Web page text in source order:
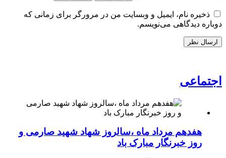
ذخیره نام، ایمیل و وبسایت من در مرورگر برای زمانی که
دوباره دیدگاهی می‌نویسم.
اجتماعی
هفدهم مرداد ماه ،سالروز شهاد شهید صارمی و
روز خبرنگار مبارک باد